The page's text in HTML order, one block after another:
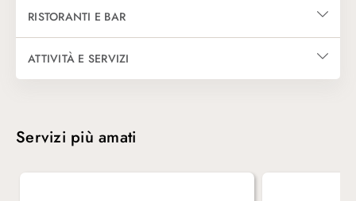
È possibile scegliere tra diverse tipologie di camera ubicate a
Leggi Tutto
RISTORANTI E BAR
Il caratteristico ristorante a picco sul mare offre la formula all
ATTIVITÀ E SERVIZI
Servizi più amati